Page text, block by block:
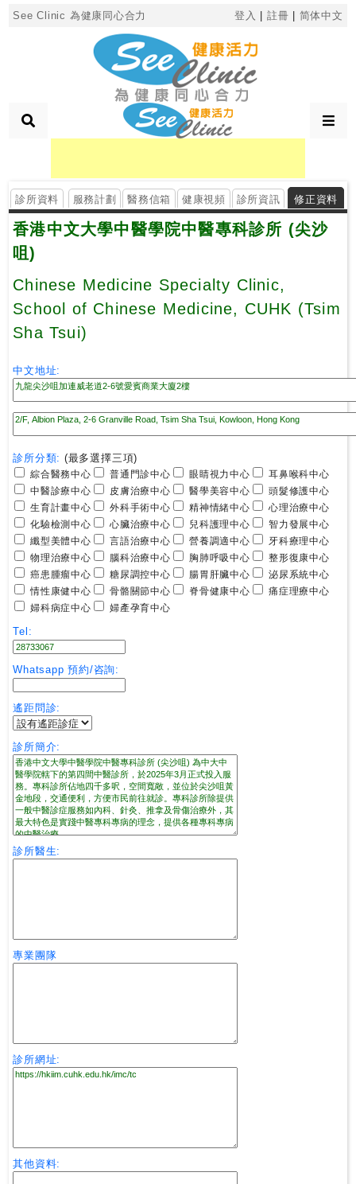
See Clinic 為健康同心合力 登入 註冊 简体中文
診
所
搜
尋
診
所
按
區
尋
24
小
時
應
診
急
症
室
服
務
公
立
院
私
家
醫
院
中
×
診所資料 服務計劃 醫務信箱 健康視頻 診所資訊 修正資料
香港中文大學中醫學院中醫專科診所 (尖沙
咀)
Chinese Medicine Specialty Clinic,
School of Chinese Medicine, CUHK (Tsim
Sha Tsui)
中文地址:
診所分類: (最多選擇三項)
綜合醫務中心 普通門診中心 眼睛視力中心
耳鼻喉科中心
中醫診療中心
皮膚治療中心 醫學美容中心
頭髮修護中心
生育計畫中心
外科手術中心 精神情緒中心
心理治療中心
化驗檢測中心
心臟治療中心 兒科護理中心
智力發展中心
纖型美體中心
言語治療中心 營養調適中心
牙科療理中心
物理治療中心
腦科治療中心 胸肺呼吸中心
整形復康中心
癌患腫瘤中心
糖尿調控中心 腸胃肝臟中心
泌尿系統中心
情性康健中心
骨骼關節中心 脊骨健康中心
痛症理療中心
婦科病症中心
婦產孕育中心
Tel:
Whatsapp 預約/咨詢:
遙距問診:
診所簡介:
診所醫生:
專業團隊
診所網址:
其他資料: